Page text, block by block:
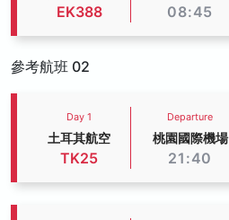
EK388 08:45
參考航班 02
Day 1
土耳其航空
TK25
Departure
桃園國際機場
21:40